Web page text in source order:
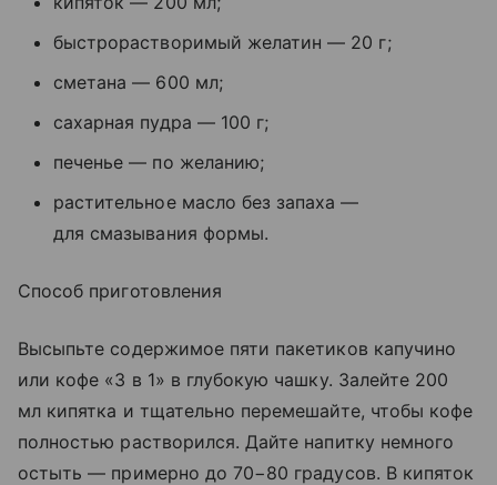
быстрорастворимый желатин — 20 г;
сметана — 600 мл;
сахарная пудра — 100 г;
печенье — по желанию;
растительное масло без запаха —
для смазывания формы.
Способ приготовления
Высыпьте содержимое пяти пакетиков капучино
или кофе «3 в 1» в глубокую чашку. Залейте 200
мл кипятка и тщательно перемешайте, чтобы кофе
полностью растворился. Дайте напитку немного
остыть — примерно до 70−80 градусов. В кипяток